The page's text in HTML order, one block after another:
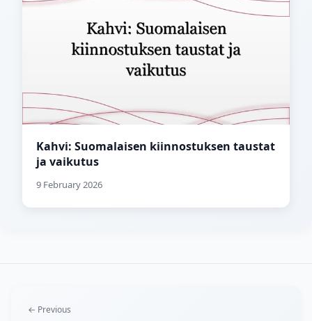
Kahvi: Suomalaisen kiinnostuksen taustat
ja vaikutus
9 February 2026
← Previous